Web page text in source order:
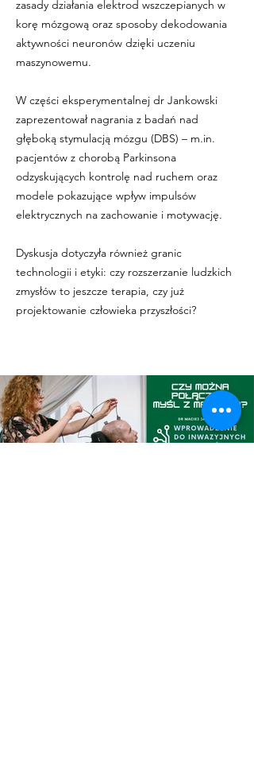
zasady działania elektrod wszczepianych w
korę mózgową oraz sposoby dekodowania
aktywności neuronów dzięki uczeniu
maszynowemu.
W części eksperymentalnej dr Jankowski
zaprezentował nagrania z badań nad
głęboką stymulacją mózgu (DBS) – m.in.
pacjentów z chorobą Parkinsona
odzyskujących kontrolę nad ruchem oraz
modele pokazujące wpływ impulsów
elektrycznych na zachowanie i motywację.
Dyskusja dotyczyła również granic
technologii i etyki: czy rozszerzanie ludzkich
zmysłów to jeszcze terapia, czy już
projektowanie człowieka przyszłości?